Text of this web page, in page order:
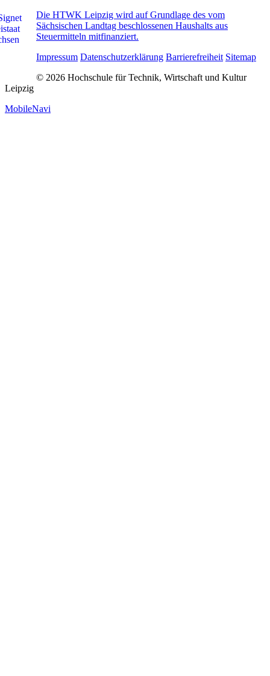
Die HTWK Leipzig wird auf Grundlage des vom
Sächsischen Landtag beschlossenen Haushalts aus
Steuermitteln mitfinanziert.
Impressum Datenschutzerklärung Barrierefreiheit Sitemap
© 2026 Hochschule für Technik, Wirtschaft und Kultur
Leipzig
MobileNavi